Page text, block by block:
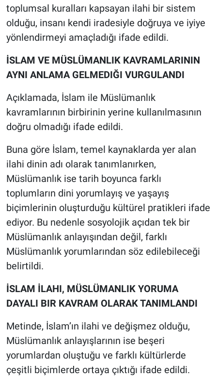
toplumsal kuralları kapsayan ilahi bir sistem
olduğu, insanı kendi iradesiyle doğruya ve iyiye
yönlendirmeyi amaçladığı ifade edildi.
İSLAM VE MÜSLÜMANLIK KAVRAMLARININ
AYNI ANLAMA GELMEDIĞI VURGULANDI
Açıklamada, İslam ile Müslümanlık
kavramlarının birbirinin yerine kullanılmasının
doğru olmadığı ifade edildi.
Buna göre İslam, temel kaynaklarda yer alan
ilahi dinin adı olarak tanımlanırken,
Müslümanlık ise tarih boyunca farklı
toplumların dini yorumlayış ve yaşayış
biçimlerinin oluşturduğu kültürel pratikleri ifade
ediyor. Bu nedenle sosyolojik açıdan tek bir
Müslümanlık anlayışından değil, farklı
Müslümanlık yorumlarından söz edilebileceği
belirtildi.
İSLAM İLAHI, MÜSLÜMANLIK YORUMA
DAYALI BIR KAVRAM OLARAK TANIMLANDI
Metinde, İslam’ın ilahi ve değişmez olduğu,
Müslümanlık anlayışlarının ise beşeri
yorumlardan oluştuğu ve farklı kültürlerde
çeşitli biçimlerde ortaya çıktığı ifade edildi.